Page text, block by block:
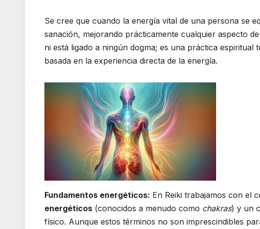
Se cree que cuando la energía vital de una persona se
sanación, mejorando prácticamente cualquier aspecto
ni está ligado a ningún dogma; es una práctica
basada en la experiencia directa de la energía.
Fundamentos energéticos: En Reiki trabajamos con el
energéticos (conocidos a menudo como chakras) y un
físico. Aunque estos términos no son imprescindibles